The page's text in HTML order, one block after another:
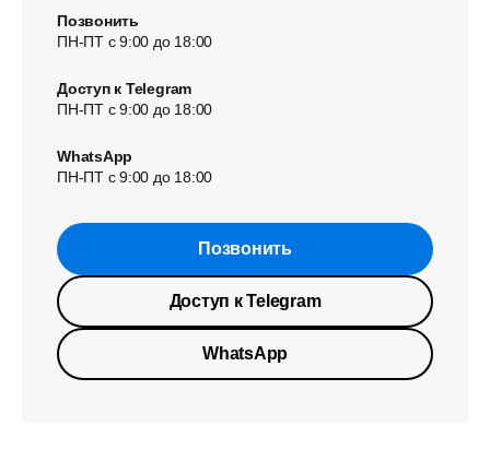
Позвонить
ПН-ПТ с 9:00 до 18:00
Доступ к Telegram
ПН-ПТ с 9:00 до 18:00
WhatsApp
ПН-ПТ с 9:00 до 18:00
Позвонить
Доступ к Telegram
WhatsApp